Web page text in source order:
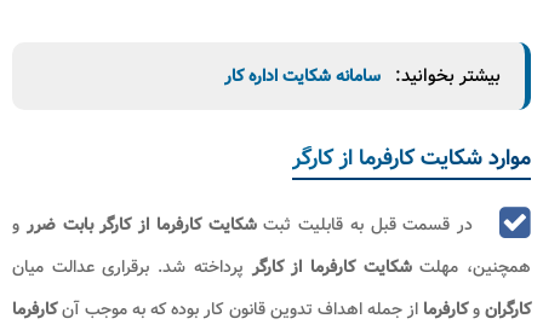
بیشتر بخوانید: سامانه شکایت اداره کار
موارد شکایت کارفرما از کارگر
در قسمت قبل به قابلیت ثبتشکایت کارفرما از کارگر بابت ضررو
همچنین، مهلتشکایت کارفرما از کارگر پرداخته شد. برقراری عدالت میان
کارگرانوکارفرما از جمله اهداف تدوین قانون کار بوده که به موجب آنکارفرما